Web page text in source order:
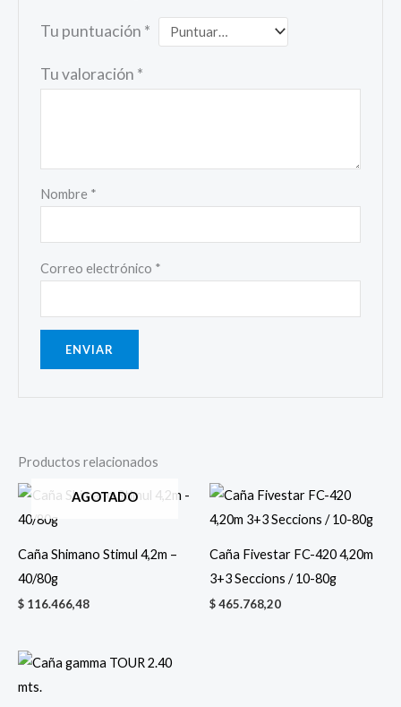
Tu puntuación *
Tu valoración *
Nombre *
Correo electrónico *
Productos relacionados
AGOTADO
Caña Shimano Stimul 4,2m –
40/80g
$ 116.466,48
Caña Fivestar FC-420 4,20m
3+3 Seccions / 10-80g
$465.768,20